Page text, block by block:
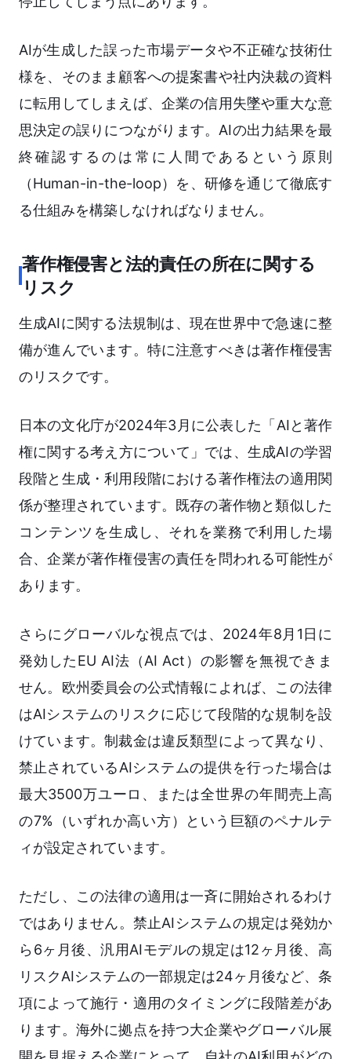
AIが生成した誤った市場データや不正確な技術仕
様を、そのまま顧客への提案書や社内決裁の資料
に転用してしまえば、企業の信用失墜や重大な意
思決定の誤りにつながります。AIの出力結果を最
終確認するのは常に人間であるという原則
（Human-in-the-loop）を、研修を通じて徹底す
る仕組みを構築しなければなりません。
著作権侵害と法的責任の所在に関する
リスク
生成AIに関する法規制は、現在世界中で急速に整
備が進んでいます。特に注意すべきは著作権侵害
のリスクです。
日本の文化庁が2024年3月に公表した「AIと著作
権に関する考え方について」では、生成AIの学習
段階と生成・利用段階における著作権法の適用関
係が整理されています。既存の著作物と類似した
コンテンツを生成し、それを業務で利用した場
合、企業が著作権侵害の責任を問われる可能性が
あります。
さらにグローバルな視点では、2024年8月1日に
発効したEU AI法（AI Act）の影響を無視できま
せん。欧州委員会の公式情報によれば、この法律
はAIシステムのリスクに応じて段階的な規制を設
けています。制裁金は違反類型によって異なり、
禁止されているAIシステムの提供を行った場合は
最大3500万ユーロ、または全世界の年間売上高
の7%（いずれか高い方）という巨額のペナルテ
ィが設定されています。
ただし、この法律の適用は一斉に開始されるわけ
ではありません。禁止AIシステムの規定は発効か
ら6ヶ月後、汎用AIモデルの規定は12ヶ月後、高
リスクAIシステムの一部規定は24ヶ月後など、条
項によって施行・適用のタイミングに段階差があ
ります。海外に拠点を持つ大企業やグローバル展